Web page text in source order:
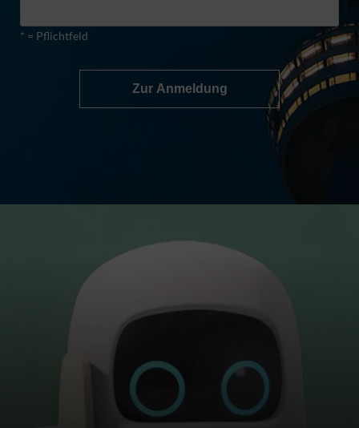
* = Pflichtfeld
Zur Anmeldung